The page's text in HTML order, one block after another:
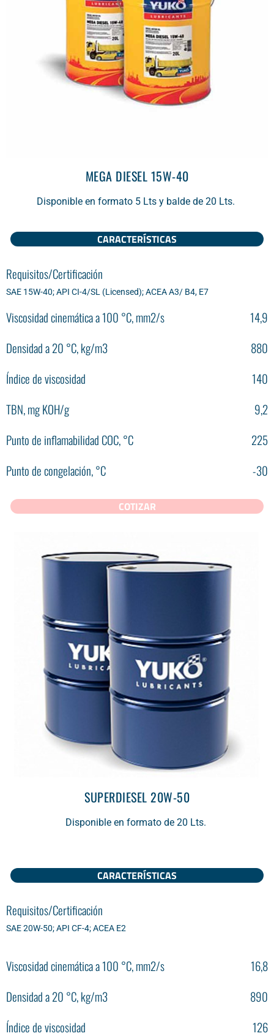
MEGA DIESEL 15W-40
Disponible en formato 5 Lts y balde de 20 Lts.
CARACTERÍSTICAS
Requisitos/Certificación
SAE 15W-40; API CI-4/SL (Licensed); ACEA A3/ B4, E7
Viscosidad cinemática a 100 °С, mm2/s
14,9
Densidad a 20 °С, kg/m3
880
Índice de viscosidad
140
TBN, mg KOH/g
9,2
Punto de inflamabilidad COC, °С
225
Punto de congelación, °С
-30
COTIZAR
SUPERDIESEL 20W-50
Disponible en formato de 20 Lts.
CARACTERÍSTICAS
Requisitos/Certificación
SAE 20W-50; API CF-4; ACEA E2
Viscosidad cinemática a 100 °С, mm2/s
16,8
Densidad a 20 °С, kg/m3
890
Índice de viscosidad
126